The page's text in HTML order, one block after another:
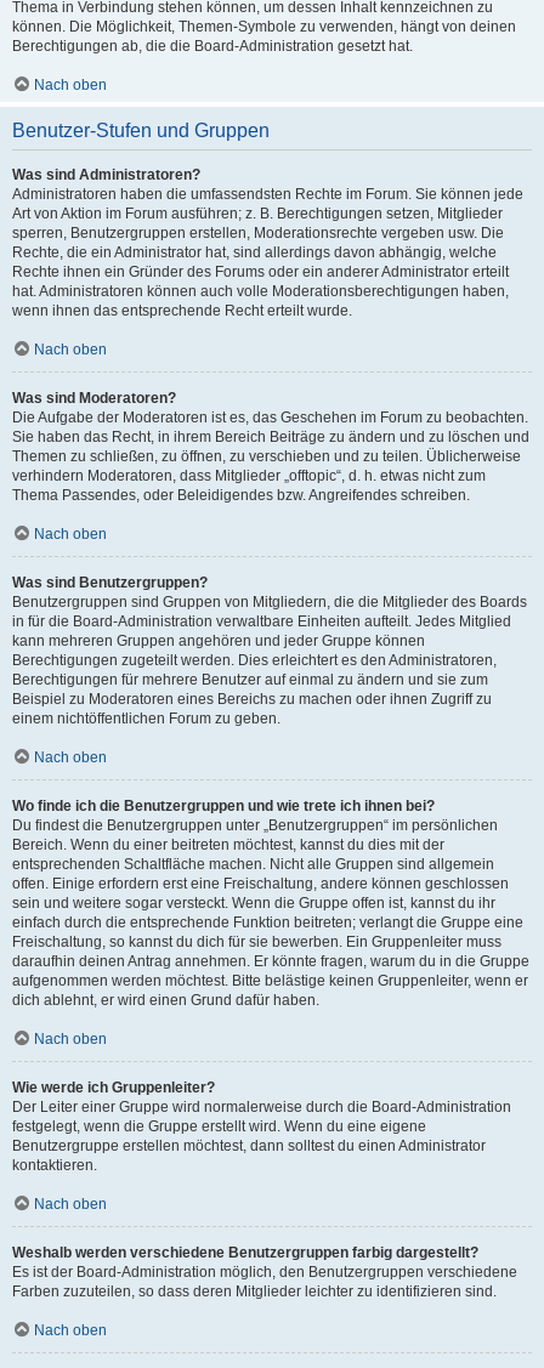
Thema in Verbindung stehen können, um dessen Inhalt kennzeichnen zu
können. Die Möglichkeit, Themen-Symbole zu verwenden, hängt von deinen
Berechtigungen ab, die die Board-Administration gesetzt hat.
Nach oben
Benutzer-Stufen und Gruppen
Was sind Administratoren?
Administratoren haben die umfassendsten Rechte im Forum. Sie können jede
Art von Aktion im Forum ausführen; z. B. Berechtigungen setzen, Mitglieder
sperren, Benutzergruppen erstellen, Moderationsrechte vergeben usw. Die
Rechte, die ein Administrator hat, sind allerdings davon abhängig, welche
Rechte ihnen ein Gründer des Forums oder ein anderer Administrator erteilt
hat. Administratoren können auch volle Moderationsberechtigungen haben,
wenn ihnen das entsprechende Recht erteilt wurde.
Nach oben
Was sind Moderatoren?
Die Aufgabe der Moderatoren ist es, das Geschehen im Forum zu beobachten.
Sie haben das Recht, in ihrem Bereich Beiträge zu ändern und zu löschen und
Themen zu schließen, zu öffnen, zu verschieben und zu teilen. Üblicherweise
verhindern Moderatoren, dass Mitglieder „offtopic“, d. h. etwas nicht zum
Thema Passendes, oder Beleidigendes bzw. Angreifendes schreiben.
Nach oben
Was sind Benutzergruppen?
Benutzergruppen sind Gruppen von Mitgliedern, die die Mitglieder des Boards
in für die Board-Administration verwaltbare Einheiten aufteilt. Jedes Mitglied
kann mehreren Gruppen angehören und jeder Gruppe können
Berechtigungen zugeteilt werden. Dies erleichtert es den Administratoren,
Berechtigungen für mehrere Benutzer auf einmal zu ändern und sie zum
Beispiel zu Moderatoren eines Bereichs zu machen oder ihnen Zugriff zu
einem nichtöffentlichen Forum zu geben.
Nach oben
Wo finde ich die Benutzergruppen und wie trete ich ihnen bei?
Du findest die Benutzergruppen unter „Benutzergruppen“ im persönlichen
Bereich. Wenn du einer beitreten möchtest, kannst du dies mit der
entsprechenden Schaltfläche machen. Nicht alle Gruppen sind allgemein
offen. Einige erfordern erst eine Freischaltung, andere können geschlossen
sein und weitere sogar versteckt. Wenn die Gruppe offen ist, kannst du ihr
einfach durch die entsprechende Funktion beitreten; verlangt die Gruppe eine
Freischaltung, so kannst du dich für sie bewerben. Ein Gruppenleiter muss
daraufhin deinen Antrag annehmen. Er könnte fragen, warum du in die Gruppe
aufgenommen werden möchtest. Bitte belästige keinen Gruppenleiter, wenn er
dich ablehnt, er wird einen Grund dafür haben.
Nach oben
Wie werde ich Gruppenleiter?
Der Leiter einer Gruppe wird normalerweise durch die Board-Administration
festgelegt, wenn die Gruppe erstellt wird. Wenn du eine eigene
Benutzergruppe erstellen möchtest, dann solltest du einen Administrator
kontaktieren.
Nach oben
Weshalb werden verschiedene Benutzergruppen farbig dargestellt?
Es ist der Board-Administration möglich, den Benutzergruppen verschiedene
Farben zuzuteilen, so dass deren Mitglieder leichter zu identifizieren sind.
Nach oben